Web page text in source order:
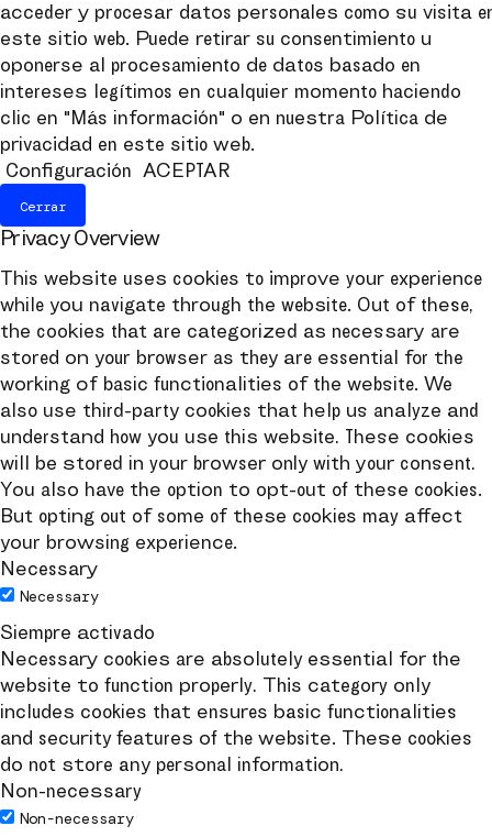
acceder y procesar datos personales como su visita
este sitio web. Puede retirar su consentimiento u
oponerse al procesamiento de datos basado en
intereses legítimos en cualquier momento haciendo
clic en "Más información" o en nuestra Política de
privacidad en este sitio web.
Configuración
ACEPTAR
Cerrar
Privacy Overview
This website uses cookies to improve your experience
while you navigate through the website. Out of these,
the cookies that are categorized as necessary are
stored on your browser as they are essential for the
working of basic functionalities of the website. We
also use third-party cookies that help us analyze and
understand how you use this website. These cookies
will be stored in your browser only with your consent.
You also have the option to opt-out of these cookies.
But opting out of some of these cookies may affect
your browsing experience.
Necessary
Necessary
Siempre activado
Necessary cookies are absolutely essential for the
website to function properly. This category only
includes cookies that ensures basic functionalities
and security features of the website. These cookies
do not store any personal information.
Non-necessary
Non-necessary